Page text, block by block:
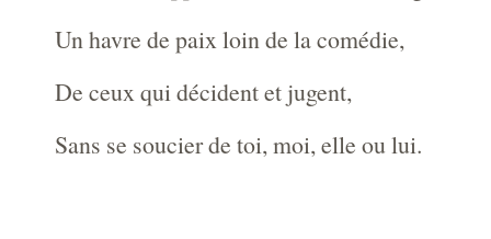
Un havre de paix loin de la comédie,
De ceux qui décident et jugent,
Sans se soucier de toi, moi, elle ou lui.